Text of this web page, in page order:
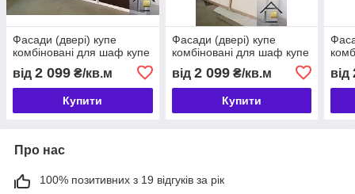
Фасади (двері) купе
комбіновані для шаф купе
від 2 099 ₴/кв.м
Купити
Фасади (двері) купе
комбіновані для шаф купе
від 2 099₴/кв.м
Купити
від
Про нас
100% позитивних з 19 відгуків за рік